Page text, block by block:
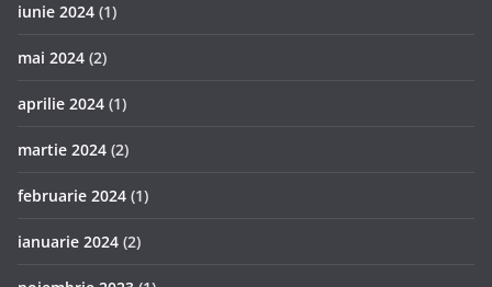
iunie 2024 (1)
mai 2024 (2)
aprilie 2024 (1)
martie 2024 (2)
februarie 2024 (1)
ianuarie 2024 (2)